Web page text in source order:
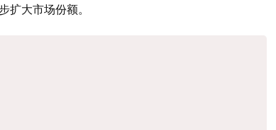
扩大市场份额。